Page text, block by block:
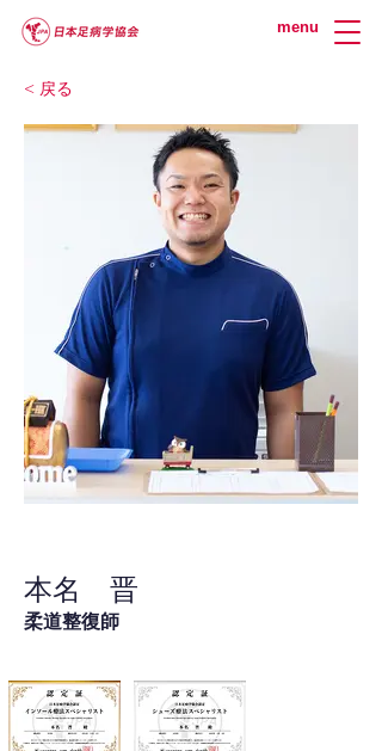
menu
< 戻る
本名 晋
柔道整復師